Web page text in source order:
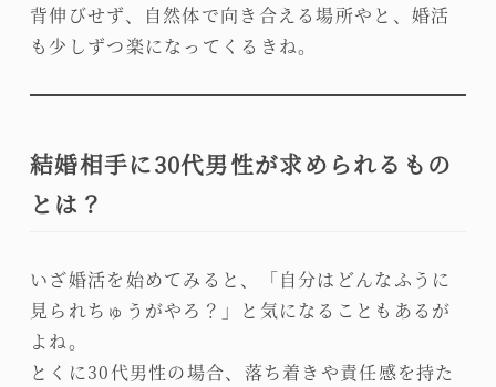
背伸びせず、自然体で向き合える場所やと、婚活
も少しずつ楽になってくるきね。
結婚相手に30代男性が求められるもの
とは？
いざ婚活を始めてみると、「自分はどんなふうに
見られちゅうがやろ？」と気になることもあるが
よね。
とくに30代男性の場合、落ち着きや責任感を持た